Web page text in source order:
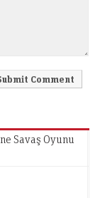
Savaş Oyunu